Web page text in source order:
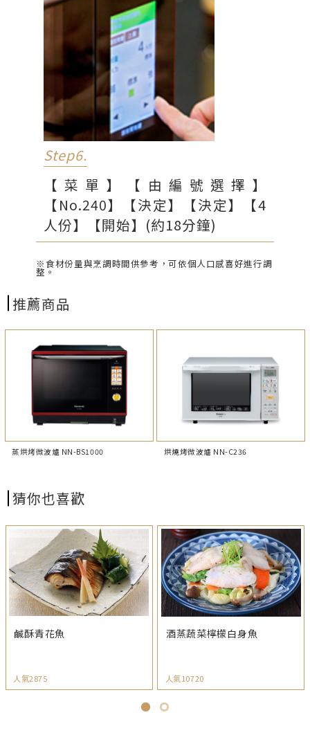
Step6.
【菜單】【由編號選擇】
【No.240】【決定】【決定】【4
人份】【開始】(約18分鐘)
※食材份量與烹調時間供參考，可依個人口感喜好進行調
整。
推薦商品
蒸烘烤微波爐 NN-BS1000 烘燒烤微波爐 NN-C236
猜你也喜歡
鹹酥青花魚
人氣2875
酒蒸蔬菜檸檬白身魚
人氣10720